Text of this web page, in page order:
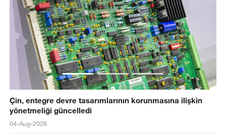
Çin, entegre devre tasarımlarının korunmasına ilişkin
yönetmeliği güncelledi
04-Aug-2026